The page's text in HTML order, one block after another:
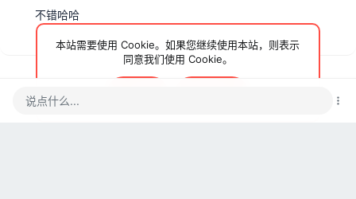
不错哈哈
Wang1987ya
说点什么...
本站需要使用 Cookie。如果您继续使用本站，则表示
同意我们使用 Cookie。